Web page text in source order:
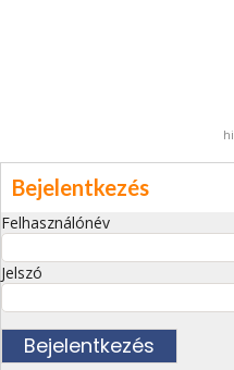
Bejelentkezés
Felhasználónév
Jelszó